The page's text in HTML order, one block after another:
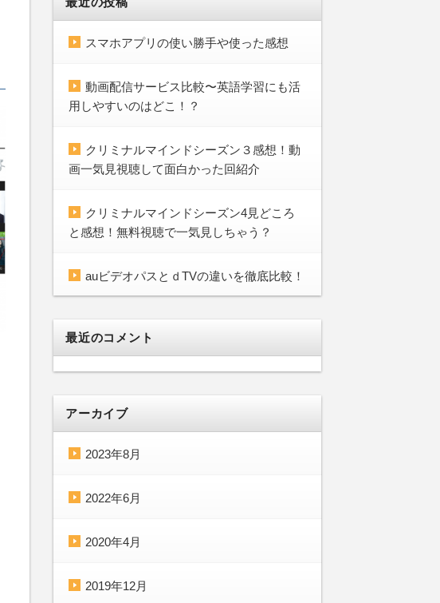
スマホアプリの使い勝手や使った感想
動画配信サービス比較〜英語学習にも活
用しやすいのはどこ！？
クリミナルマインドシーズン３感想！動
画一気見視聴して面白かった回紹介
クリミナルマインドシーズン4見どころ
と感想！無料視聴で一気見しちゃう？
auビデオパスとｄTVの違いを徹底比較！
最近のコメント
アーカイブ
2023年8月
2022年6月
2020年4月
2019年12月